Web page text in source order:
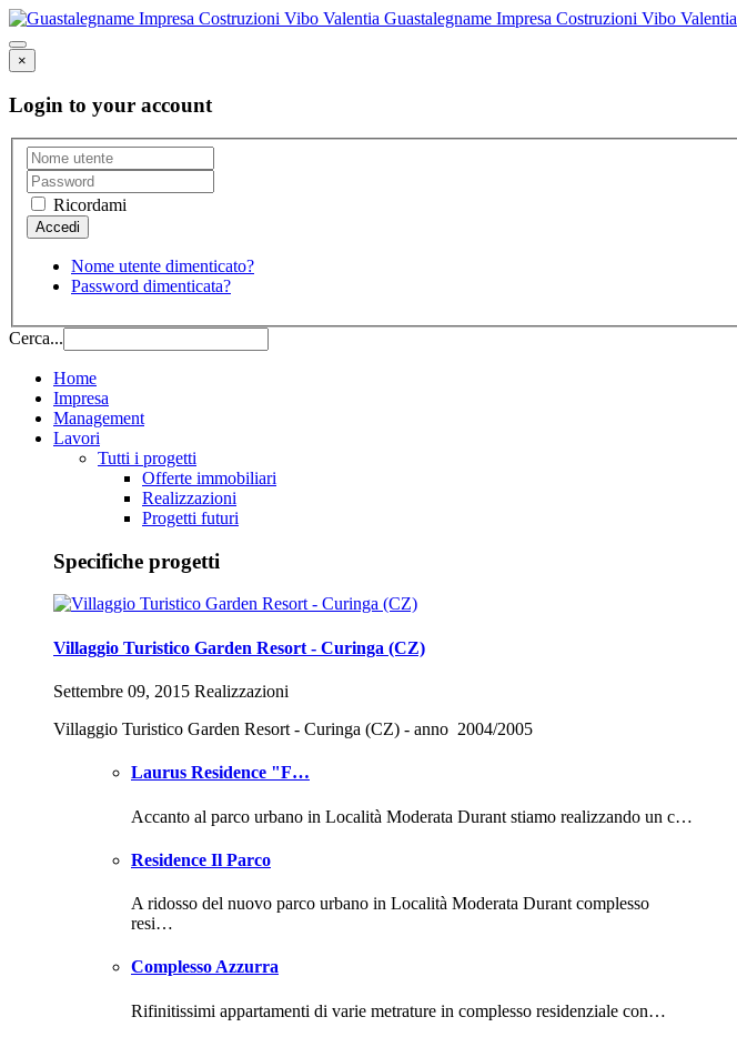
Guastalegname Impresa Costruzioni Vibo Valentia
×
Login to your account
Ricordami
Nome utente dimenticato?
Password dimenticata?
Cerca...
Home
Impresa
Management
Lavori
Tutti i progetti
Offerte immobiliari
Realizzazioni
Progetti futuri
Specifiche progetti
Villaggio Turistico Garden Resort - Curinga (CZ)
Settembre 09, 2015 Realizzazioni
Villaggio Turistico Garden Resort - Curinga (CZ) - anno 2004/2005
Laurus Residence "F…
Accanto al parco urbano in Località Moderata Durant stiamo realizzando un c…
Residence Il Parco
A ridosso del nuovo parco urbano in Località Moderata Durant complesso
resi…
Complesso Azzurra
Rifinitissimi appartamenti di varie metrature in complesso residenziale con…